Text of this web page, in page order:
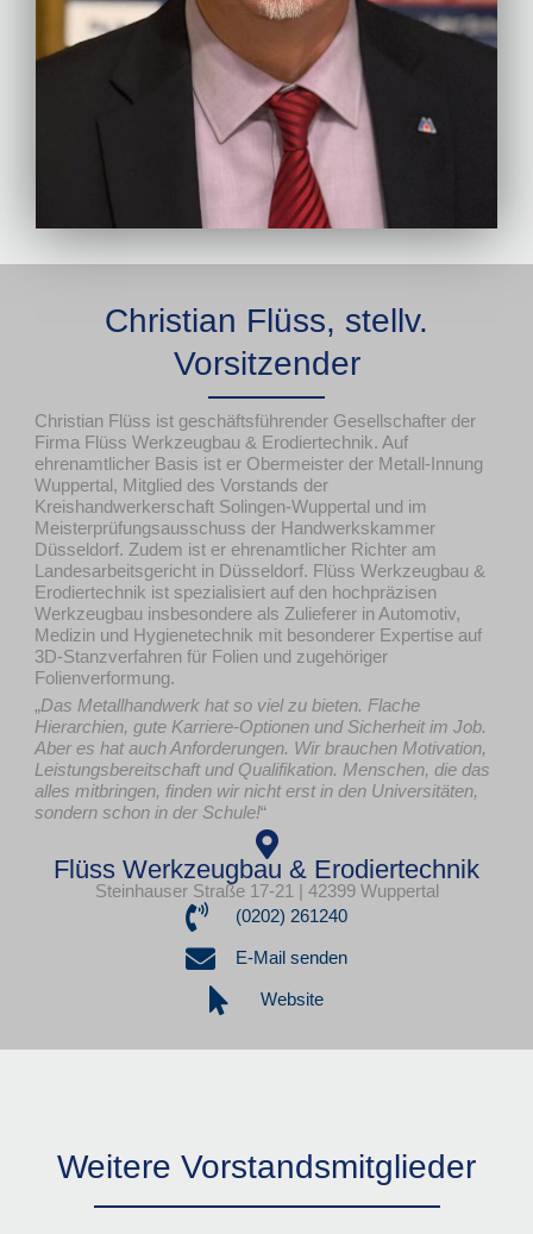
Christian Flüss, stellv.
Vorsitzender
Christian Flüss ist geschäftsführender Gesellschafter der
Firma Flüss Werkzeugbau & Erodiertechnik. Auf
ehrenamtlicher Basis ist er Obermeister der Metall-Innung
Wuppertal, Mitglied des Vorstands der
Kreishandwerkerschaft Solingen-Wuppertal und im
Meisterprüfungsausschuss der Handwerkskammer
Düsseldorf. Zudem ist er ehrenamtlicher Richter am
Landesarbeitsgericht in Düsseldorf. Flüss Werkzeugbau &
Erodiertechnik ist spezialisiert auf den hochpräzisen
Werkzeugbau insbesondere als Zulieferer in Automotiv,
Medizin und Hygienetechnik mit besonderer Expertise auf
3D-Stanzverfahren für Folien und zugehöriger
Folienverformung.
„Das Metallhandwerk hat so viel zu bieten. Flache
Hierarchien, gute Karriere-Optionen und Sicherheit im Job.
Aber es hat auch Anforderungen. Wir brauchen Motivation,
Leistungsbereitschaft und Qualifikation. Menschen, die das
alles mitbringen, finden wir nicht erst in den Universitäten,
sondern schon in der Schule!“
Flüss Werkzeugbau & Erodiertechnik
Steinhauser Straße 17-21 | 42399 Wuppertal
(0202) 261240
E-Mail senden
Website
Weitere Vorstandsmitglieder